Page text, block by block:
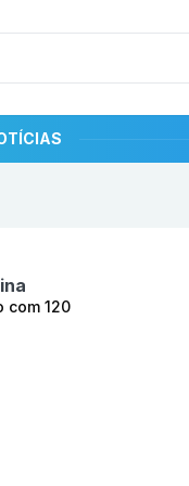
Xeloda 500
com 120